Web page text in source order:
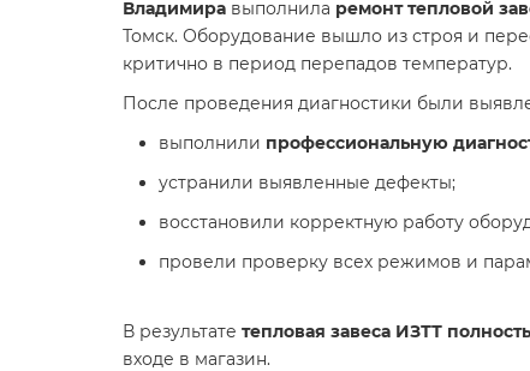
Владимира выполнила ремонт тепловой
Томск. Оборудование вышло из строя и
критично в период перепадов температур.
После проведения диагностики были
выполнили профессиональную
устранили выявленные дефекты;
восстановили корректную работу
провели проверку всех режимов и
В результате тепловая завеса ИЗТТ
входе в магазин.